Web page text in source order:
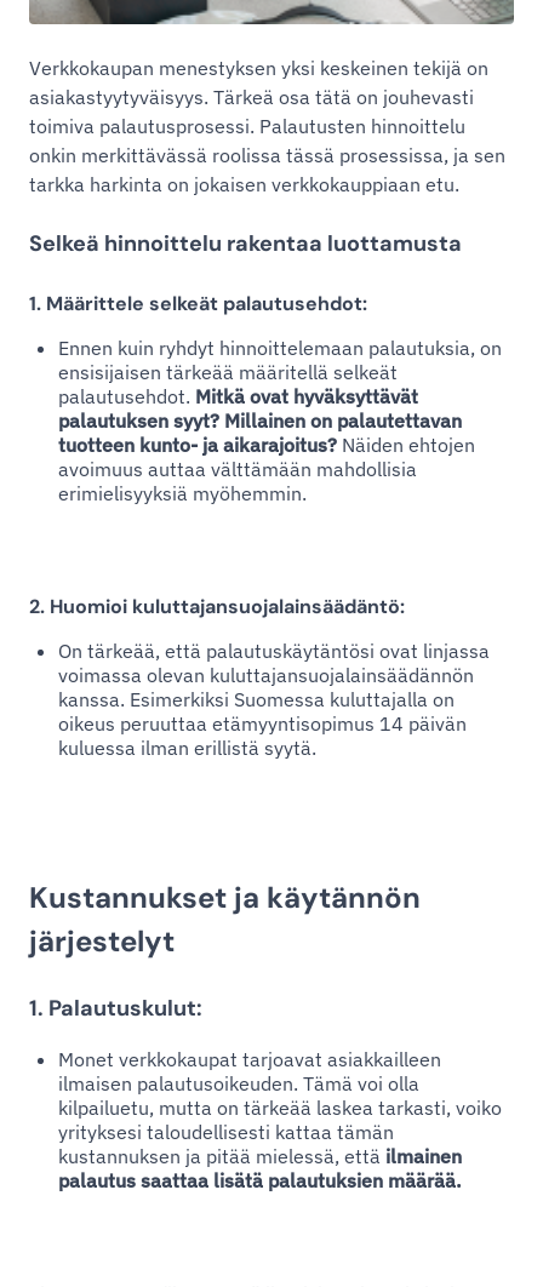
Verkkokaupan menestyksen yksi keskeinen tekijä on
asiakastyytyväisyys. Tärkeä osa tätä on jouhevasti
toimiva palautusprosessi. Palautusten hinnoittelu
onkin merkittävässä roolissa tässä prosessissa, ja sen
tarkka harkinta on jokaisen verkkokauppiaan etu.
Selkeä hinnoittelu rakentaa luottamusta
1. Määrittele selkeät palautusehdot:
Ennen kuin ryhdyt hinnoittelemaan palautuksia, on
ensisijaisen tärkeää määritellä selkeät
palautusehdot. Mitkä ovat hyväksyttävät
palautuksen syyt? Millainen on palautettavan
tuotteen kunto- ja aikarajoitus? Näiden ehtojen
avoimuus auttaa välttämään mahdollisia
erimielisyyksiä myöhemmin.
2. Huomioi kuluttajansuojalainsäädäntö:
On tärkeää, että palautuskäytäntösi ovat linjassa
voimassa olevan kuluttajansuojalainsäädännön
kanssa. Esimerkiksi Suomessa kuluttajalla on
oikeus peruuttaa etämyyntisopimus 14 päivän
kuluessa ilman erillistä syytä.
Kustannukset ja käytännön
järjestelyt
1. Palautuskulut:
Monet verkkokaupat tarjoavat asiakkailleen
ilmaisen palautusoikeuden. Tämä voi olla
kilpailuetu, mutta on tärkeää laskea tarkasti, voiko
yrityksesi taloudellisesti kattaa tämän
kustannuksen ja pitää mielessä, että ilmainen
palautus saattaa lisätä palautuksien määrää.